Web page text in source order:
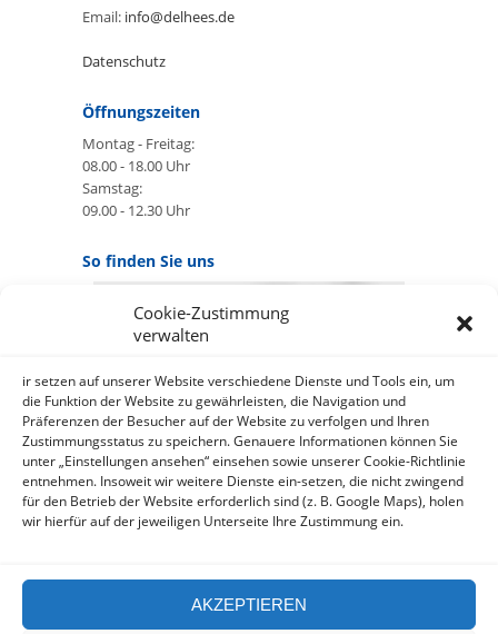
Cookie-Zustimmung
verwalten
ir setzen auf unserer Website verschiedene Dienste und Tools ein, um
die Funktion der Website zu gewährleisten, die Navigation und
Präferenzen der Besucher auf der Website zu verfolgen und Ihren
Zustimmungsstatus zu speichern. Genauere Informationen können Sie
unter „Einstellungen ansehen“ einsehen sowie unserer Cookie-Richtlinie
entnehmen. Insoweit wir weitere Dienste ein-setzen, die nicht zwingend
für den Betrieb der Website erforderlich sind (z. B. Google Maps), holen
wir hierfür auf der jeweiligen Unterseite Ihre Zustimmung ein.
AKZEPTIEREN
Email: info@delhees.de
Datenschutz
Öffnungszeiten
Montag - Freitag:
08.00 - 18.00 Uhr
Samstag:
09.00 - 12.30 Uhr
So finden Sie uns
GOOGLE MAPS:
AKZEPTIEREN
Anbieter: Google Ireland Limited
Bei der Nutzung dieses Dienstes
werden Daten an Google
über¬mittelt, außer¬dem ist es
wahr-scheinlich dass Google Daten
(z.B. Cookies) auf Ihrem Gerät
https://policies.google.com/privacy?
hl=de&gl=de